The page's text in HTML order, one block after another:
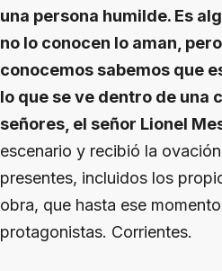
una persona humilde. Es
no lo conocen lo aman,
conocemos sabemos que
lo que se ve dentro de una
señores, el señor Lionel
escenario y recibió la
presentes, incluidos los
obra, que hasta ese
protagonistas. Corrientes.